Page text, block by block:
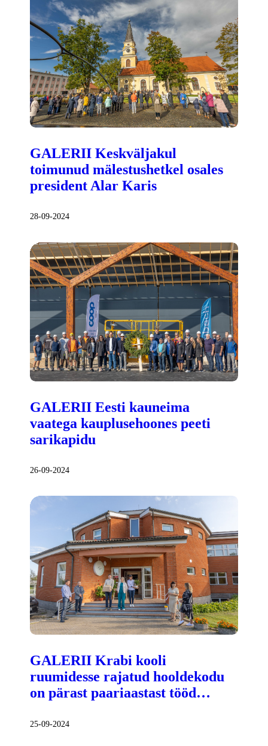
GALERII Keskväljakul
toimunud mälestushetkel osales
president Alar Karis
28-09-2024
GALERII Eesti kauneima
vaatega kauplusehoones peeti
sarikapidu
26-09-2024
GALERII Krabi kooli
ruumidesse rajatud hooldekodu
on pärast paariaastast tööd…
25-09-2024